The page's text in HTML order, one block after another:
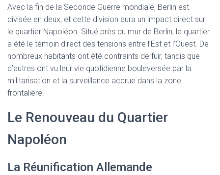
Avec la fin de la Seconde Guerre mondiale, Berlin est
divisée en deux, et cette division aura un impact direct sur
le quartier Napoléon. Situé près du mur de Berlin, le quartier
a été le témoin direct des tensions entre l’Est et l’Ouest. De
nombreux habitants ont été contraints de fuir, tandis que
d’autres ont vu leur vie quotidienne bouleversée par la
militarisation et la surveillance accrue dans la zone
frontalière.
Le Renouveau du Quartier
Napoléon
La Réunification Allemande